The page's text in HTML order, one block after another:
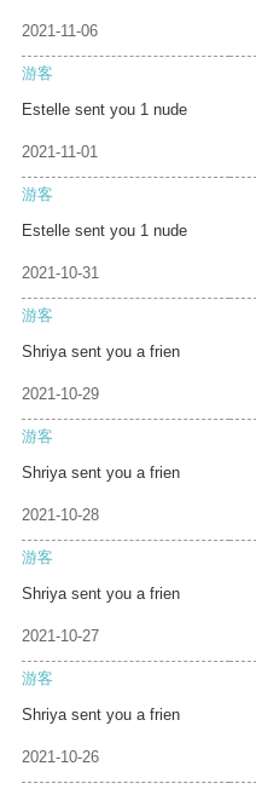
2021-11-06
游客
Estelle sent you 1 nude
2021-11-01
游客
Estelle sent you 1 nude
2021-10-31
游客
Shriya sent you a frien
2021-10-29
游客
Shriya sent you a frien
2021-10-28
游客
Shriya sent you a frien
2021-10-27
游客
Shriya sent you a frien
2021-10-26